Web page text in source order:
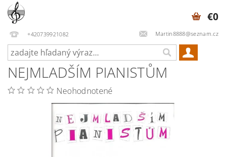
+420739921082 Martin8888@seznam.cz
€0
NEJMLADŠÍM PIANISTŮM
Neohodnotené